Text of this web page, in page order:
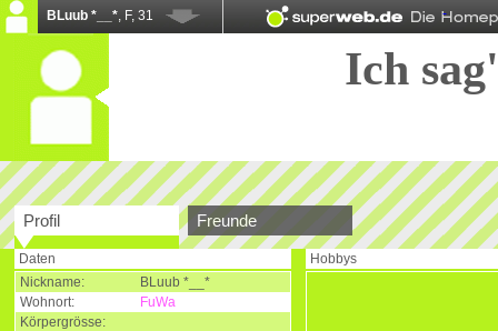
BLuub *__*, F, 31
Ich
Profil Freunde
Daten
Nickname:
BLuub *__*
Wohnort:
FuWa
Körpergrösse:
Hobbys